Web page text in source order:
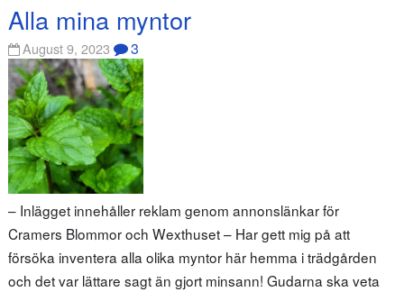
Alla mina myntor
August 9, 2023 3
– Inlägget innehåller reklam genom annonslänkar för
Cramers Blommor och Wexthuset – Har gett mig på att
försöka inventera alla olika myntor här hemma i trädgården
och det var lättare sagt än gjort minsann! Gudarna ska veta